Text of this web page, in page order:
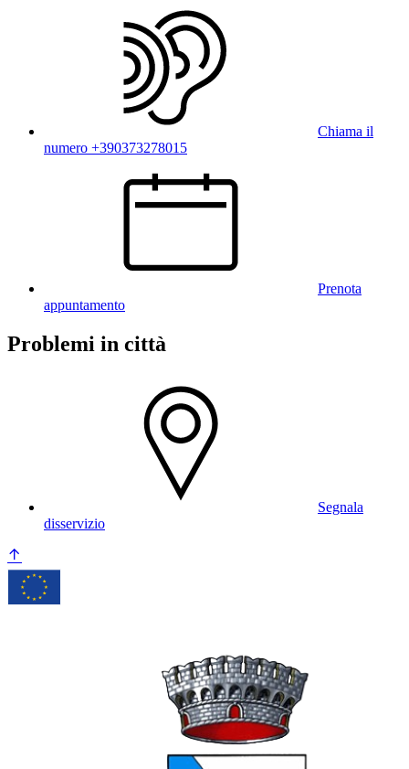
Chiama il
numero +390373278015
Prenota
appuntamento
Problemi in città
Segnala
disservizio